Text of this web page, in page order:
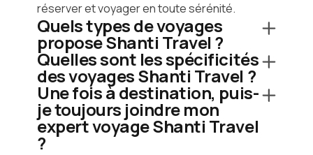
réserver et voyager en toute sérénité.
Quels types de voyages
propose Shanti Travel ?
Quelles sont les spécificités
des voyages Shanti Travel ?
Une fois à destination, puis-
je toujours joindre mon
expert voyage Shanti Travel
?